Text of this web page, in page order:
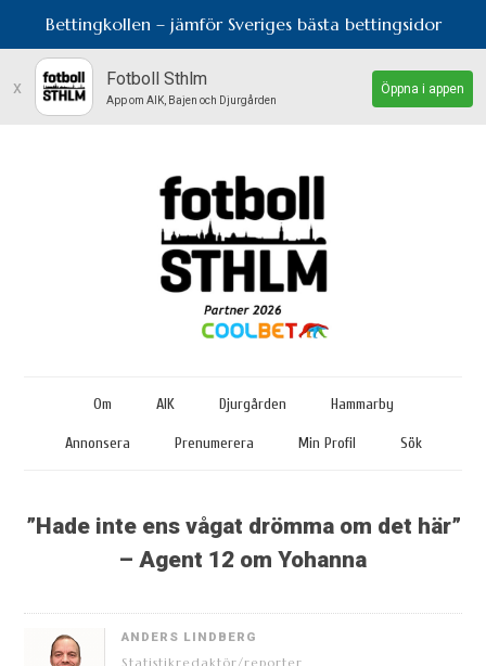
Bettingkollen – jämför Sveriges bästa bettingsidor
x Fotboll Sthlm
App om AIK, Bajen och Djurgården
Öppna i appen
Om AIK Djurgården Hammarby
Annonsera Prenumerera Min Profil Sök
”Hade inte ens vågat drömma om det här”
– Agent 12 om Yohanna
ANDERS LINDBERG
Statistikredaktör/reporter